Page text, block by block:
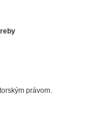
právom.